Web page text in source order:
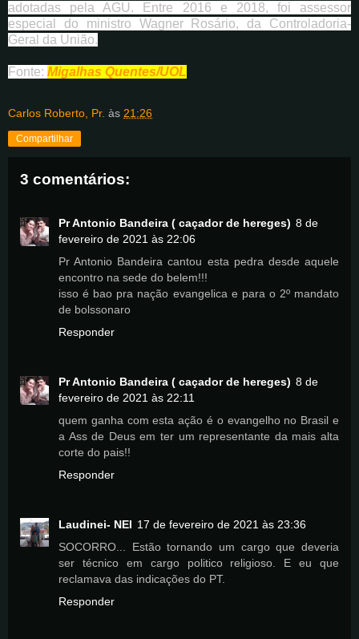
adotadas pela AGU. Entre 2016 e 2018, foi assessor
especial do ministro Wagner Rosário, da Controladoria-
Geral da União.
Fonte: Migalhas Quentes/UOL
Carlos Roberto, Pr. às 21:26
Compartilhar
3 comentários:
Pr Antonio Bandeira ( caçador de hereges) 8 de
fevereiro de 2021 às 22:06
Pr Antonio Bandeira cantou esta pedra desde aquele
encontro na sede do belem!!!
isso é bao pra nação evangelica e para o 2º mandato
de bolssonaro
Responder
Pr Antonio Bandeira ( caçador de hereges) 8 de
fevereiro de 2021 às 22:11
quem ganha com esta ação é o evangelho no Brasil e
a Ass de Deus em ter um representante da mais alta
corte do pais!!
Responder
Laudinei- NEI 17 de fevereiro de 2021 às 23:36
SOCORRO... Estão tornando um cargo que deveria
ser técnico em cargo politico religioso. E eu que
reclamava das indicações do PT.
Responder